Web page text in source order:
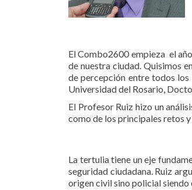
El Combo2600 empieza el
de nuestra ciudad. Quisimos
de percepción entre todos
Universidad del Rosario,
El Profesor Ruiz hizo un
como de los principales retos
La tertulia tiene un eje
seguridad ciudadana. Ruiz
origen civil sino policial siendo